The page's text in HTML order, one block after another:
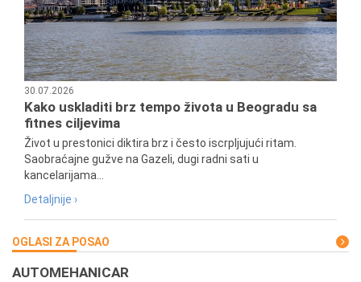
30.07.2026
Kako uskladiti brz tempo života u Beogradu sa
fitnes ciljevima
Život u prestonici diktira brz i često iscrpljujući ritam.
Saobraćajne gužve na Gazeli, dugi radni sati u
kancelarijama...
Detaljnije ›
OGLASI ZA POSAO
AUTOMEHANICAR